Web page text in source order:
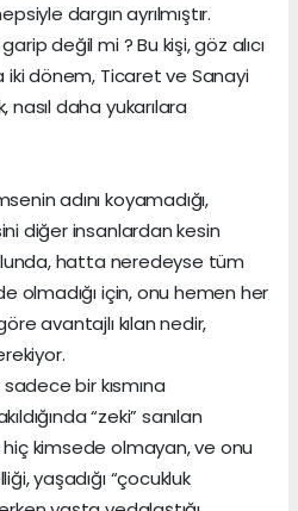
dargın ayrılmıştır.
değil mi ? Bu kişi, göz alıcı
iki dönem, Ticaret ve Sanayi
nasıl daha yukarılara
adını koyamadığı,
diğer insanlardan kesin
hatta neredeyse tüm
olmadığı için, onu hemen her
avantajlı kılan nedir,
bir kısmına
“zeki” sanılan
hiç kimsede olmayan, ve onu
yaşadığı “çocukluk